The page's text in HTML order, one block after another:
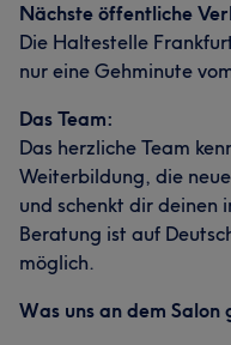
Nächste öffentliche
Die Haltestelle
nur eine Gehminute
Das Team:
Das herzliche Team
Weiterbildung, die
und schenkt dir deinen
Beratung ist auf
möglich.
Was uns an dem Salon